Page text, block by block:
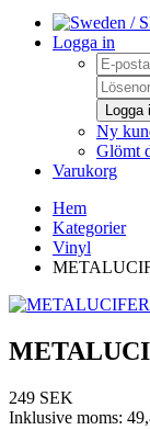
/
Logga in
Logga
Ny
Glömt
Varukorg
Hem
Kategorier
Vinyl
249 SEK
Inklusive moms: